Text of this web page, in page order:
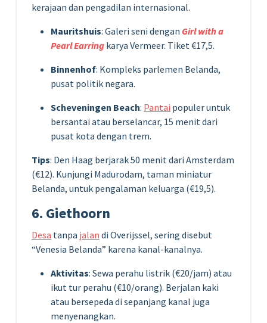
kerajaan dan pengadilan internasional.
Mauritshuis: Galeri seni dengan Girl with a
Pearl Earring karya Vermeer. Tiket €17,5.
Binnenhof: Kompleks parlemen Belanda,
pusat politik negara.
Scheveningen Beach: Pantai populer untuk
bersantai atau berselancar, 15 menit dari
pusat kota dengan trem.
Tips: Den Haag berjarak 50 menit dari Amsterdam
(€12). Kunjungi Madurodam, taman miniatur
Belanda, untuk pengalaman keluarga (€19,5).
6. Giethoorn
Desa tanpa jalan di Overijssel, sering disebut
“Venesia Belanda” karena kanal-kanalnya.
Aktivitas: Sewa perahu listrik (€20/jam) atau
ikut tur perahu (€10/orang). Berjalan kaki
atau bersepeda di sepanjang kanal juga
menyenangkan.